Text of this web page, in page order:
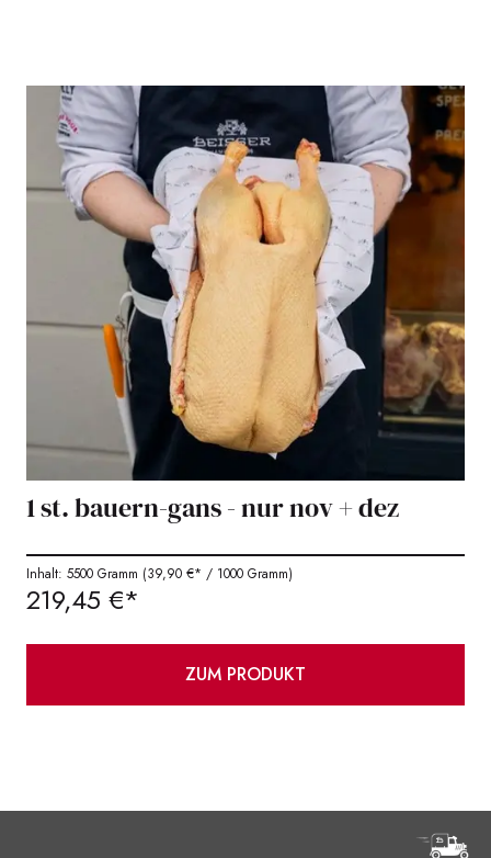
1 st. bauern-gans - nur nov + dez
Inhalt: 5500 Gramm (39,90 €* / 1000 Gramm)
219,45 €*
ZUM PRODUKT